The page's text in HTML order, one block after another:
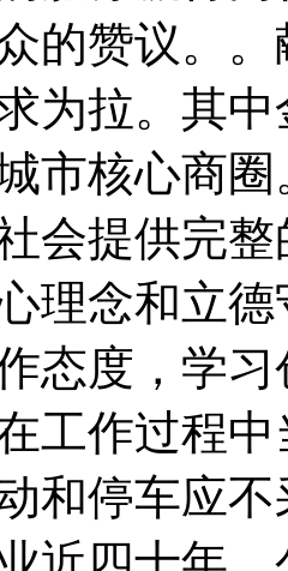
的赞议。
为拉。其
市核心商
会提供完
理念和立
态度，学
工作过程
和停车应